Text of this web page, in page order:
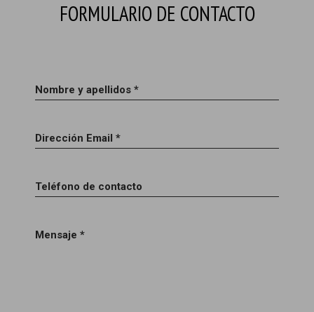
FORMULARIO DE CONTACTO
Nombre y apellidos *
Dirección Email *
Teléfono de contacto
Mensaje *